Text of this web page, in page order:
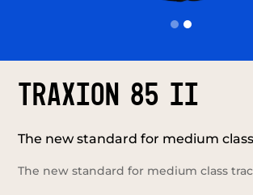
TRAXION 85 II
The new standard for medium
The new standard for medium class